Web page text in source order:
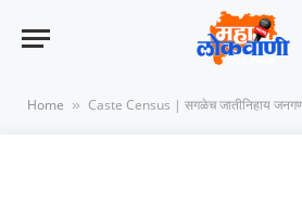
Home » Caste Census | सगळेच जातीनिहाय जनगणनेला का घाबरताय ?